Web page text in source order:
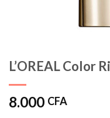
L’OREAL Color
8.000 CFA